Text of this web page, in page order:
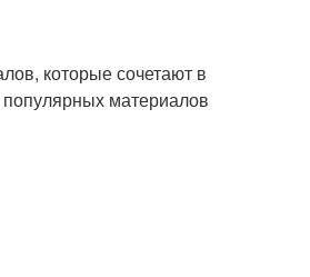
которые сочетают в
популярных материалов